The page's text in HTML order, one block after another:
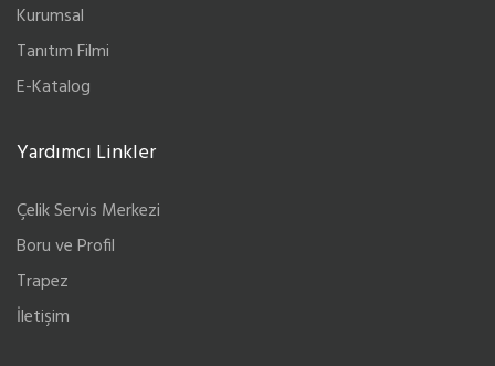
Kurumsal
Tanıtım Filmi
E-Katalog
Yardımcı Linkler
Çelik Servis Merkezi
Boru ve Profil
Trapez
İletişim